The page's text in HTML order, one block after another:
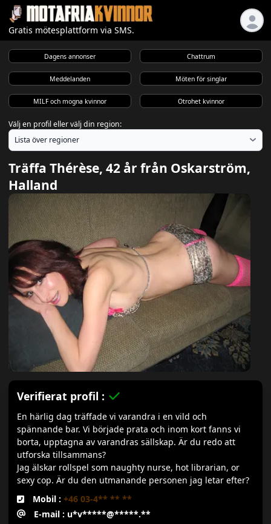
Gratis mötesplattform via SMS.
Dagens annonser Chattrum
Meddelanden Möten för singlar
MILF och mogna kvinnor Otrohet kvinnor
Välj en profil eller välj din region:
Träffa Thérèse, 42 år från Oskarström,
Halland
Verifierat profil :
En härlig dag träffade vi varandra i en vild och
spännande bar. Vi började prata och inom kort fanns vi
borta, upptagna av varandras sällskap. Är du redo att
utforska tillsammans?
Jag älskar rollspel som naughty nurse, hot librarian, or
sexy cop. Är du den utmanande personen jag letar efter?
Mobil : +46 03-4** ** **
E-mail : u*v*****@*****.**